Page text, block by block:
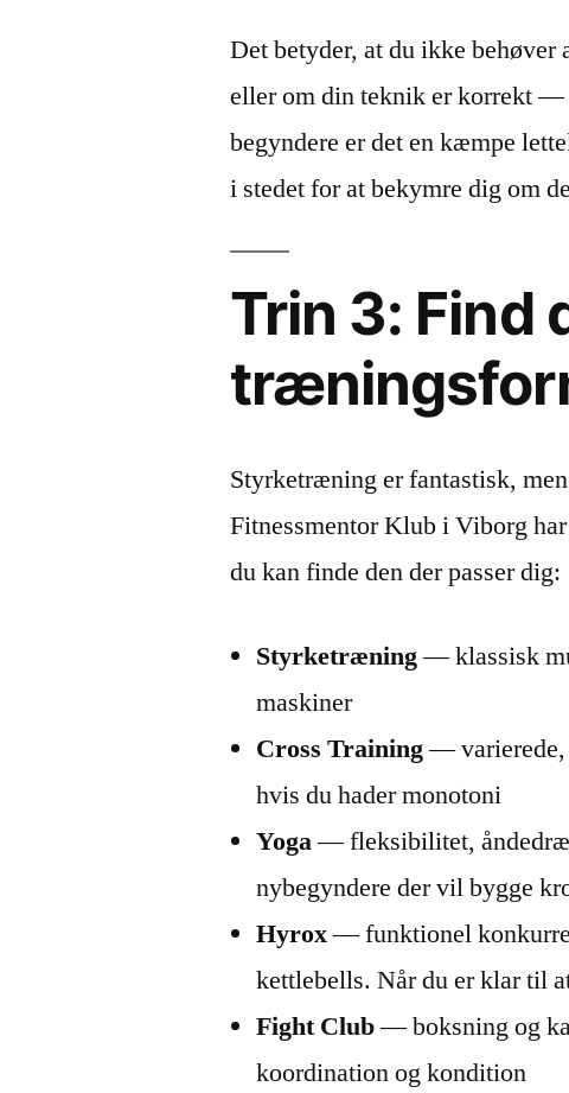
Det betyder, at du ikke
eller om din teknik er korrekt
begyndere er det en kæmpe
i stedet for at bekymre dig om
Trin 3: Find
Styrketræning er fantastisk,
Fitnessmentor Klub i Viborg
du kan finde den der passer dig:
Styrketræning— klassisk
maskiner
Cross Training— varierede,
hvis du hader monotoni
Yoga— fleksibilitet,
nybegyndere der vil bygge
Hyrox— funktionel
kettlebells. Når du er klar til
Fight Club— boksning og
koordination og kondition